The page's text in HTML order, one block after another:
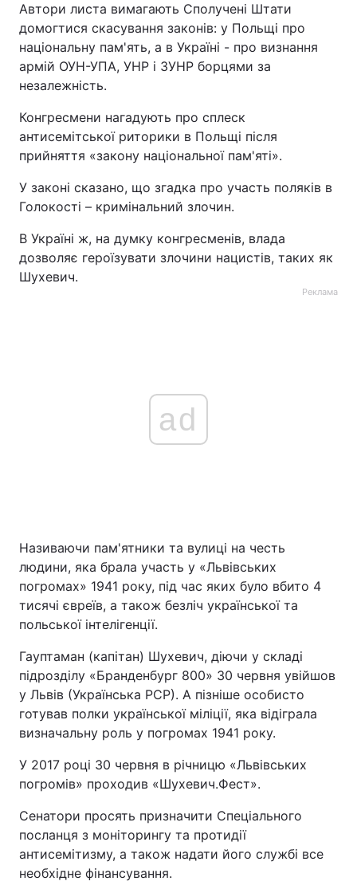
Послуги
Тема оформлення
Автори листа вимагають Сполучені Штати
домогтися скасування законів: у Польщі про
національну пам'ять, а в Україні - про визнання
армій ОУН-УПА, УНР і ЗУНР борцями за
незалежність.
Конгресмени нагадують про сплеск
антисемітської риторики в Польщі після
прийняття «закону національної пам'яті».
У законі сказано, що згадка про участь поляків в
Голокості – кримінальний злочин.
В Україні ж, на думку конгресменів, влада
дозволяє героїзувати злочини нацистів, таких як
Шухевич.
Реклама
ad
Називаючи пам'ятники та вулиці на честь
людини, яка брала участь у «Львівських
погромах» 1941 року, під час яких було вбито 4
тисячі євреїв, а також безліч української та
польської інтелігенції.
Гауптаман (капітан) Шухевич, діючи у складі
підрозділу «Бранденбург 800» 30 червня увійшов
у Львів (Українська РСР). А пізніше особисто
готував полки української міліції, яка відіграла
визначальну роль у погромах 1941 року.
У 2017 році 30 червня в річницю «Львівських
погромів» проходив «Шухевич.Фест».
Сенатори просять призначити Спеціального
посланця з моніторингу та протидії
антисемітизму, а також надати його службі все
необхідне фінансування.